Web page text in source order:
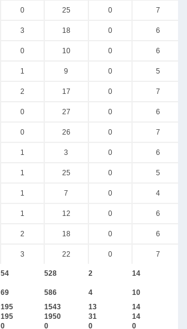
0 25 0
7
3 18 0
6
0 10 0
6
1 9 0
5
2 17 0
7
0 27 0
6
0 26 0
7
1 3 0
6
1 25 0
5
1 7 0
4
1 12 0
6
2 18 0
6
3 22 0
7
54 528 2 14
69 586 4 10
195 1543 13 14
195 1950 31 14
0 0 0 0